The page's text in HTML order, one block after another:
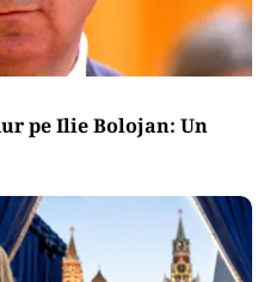
pe Ilie Bolojan: Un